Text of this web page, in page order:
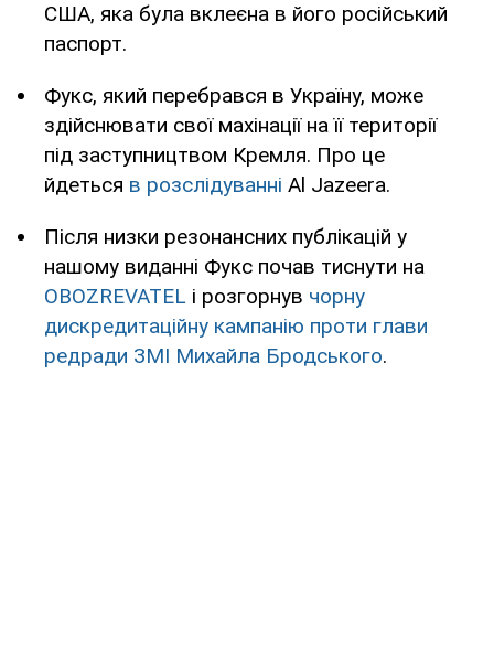
США, яка була вклеєна в його російський
паспорт.
Фукс, який перебрався в Україну, може
здійснювати свої махінації на її території
під заступництвом Кремля. Про це
йдеться в розслідуванні Al Jazeera.
Після низки резонансних публікацій у
нашому виданні Фукс почав тиснути на
OBOZREVATEL і розгорнув чорну
дискредитаційну кампанію проти глави
редради ЗМІ Михайла Бродського.